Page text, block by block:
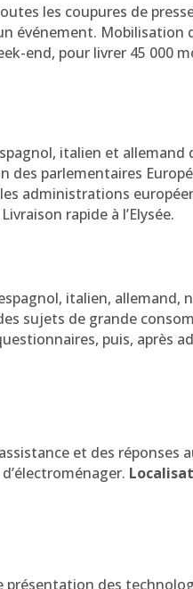
les coupures de
événement. Mobilisation
end, pour livrer 45 000
italien et allemand
des parlementaires
administrations
rapide à l’Elysée.
italien, allemand,
sujets de grande
puis, après
et des
présentation des